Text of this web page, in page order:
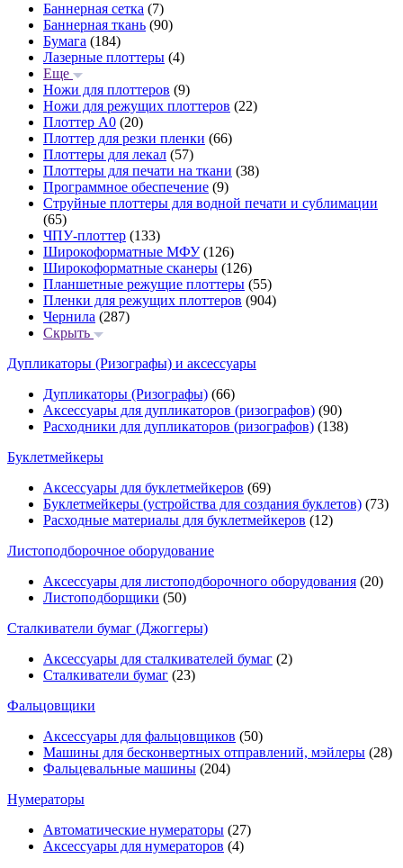
Баннерная сетка (7)
Баннерная ткань (90)
Бумага (184)
Лазерные плоттеры (4)
Еще
Ножи для плоттеров (9)
Ножи для режущих плоттеров (22)
Плоттер А0 (20)
Плоттер для резки пленки (66)
Плоттеры для лекал (57)
Плоттеры для печати на ткани (38)
Программное обеспечение (9)
Струйные плоттеры для водной печати и сублимации
(65)
ЧПУ-плоттер (133)
Широкоформатные МФУ(126)
Широкоформатные сканеры (126)
Планшетные режущие плоттеры (55)
Пленки для режущих плоттеров (904)
Чернила (287)
Скрыть
Дупликаторы (Ризографы) и аксессуары
Дупликаторы (Ризографы) (66)
Аксессуары для дупликаторов (ризографов) (90)
Расходники для дупликаторов (ризографов) (138)
Буклетмейкеры
Аксессуары для буклетмейкеров (69)
Буклетмейкеры (устройства для создания буклетов) (73)
Расходные материалы для буклетмейкеров (12)
Листоподборочное оборудование
Аксессуары для листоподборочного оборудования (20)
Листоподборщики (50)
Сталкиватели бумаг (Джоггеры)
Аксессуары для сталкивателей бумаг (2)
Сталкиватели бумаг (23)
Фальцовщики
Аксессуары для фальцовщиков (50)
Машины для бесконвертных отправлений, мэйлеры (28)
Фальцевальные машины (204)
Нумераторы
Автоматические нумераторы (27)
Аксессуары для нумераторов (4)